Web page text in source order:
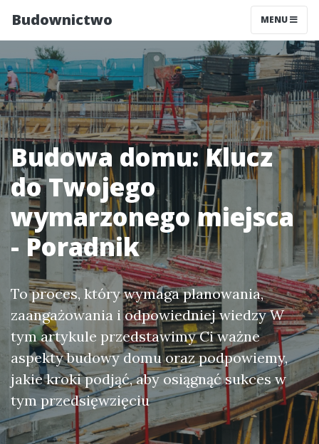
Budownictwo MENU
Budowa domu: Klucz
do Twojego
wymarzonego miejsca
- Poradnik
To proces, który wymaga planowania,
zaangażowania i odpowiedniej wiedzy W
tym artykule przedstawimy Ci ważne
aspekty budowy domu oraz podpowiemy,
jakie kroki podjąć, aby osiągnąć sukces w
tym przedsięwzięciu